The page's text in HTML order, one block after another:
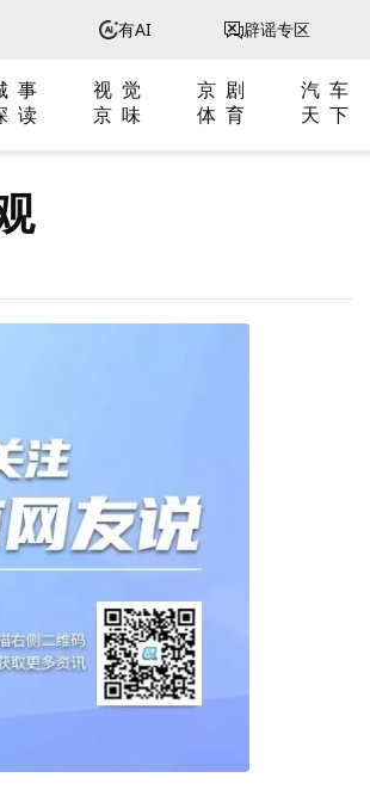
有AI 辟谣专区
事 视 觉 京 剧 汽 车
读 京 味 体 育 天 下